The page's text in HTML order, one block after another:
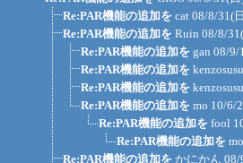
Re:PAR機能の追加を cat 08/8/31(
Re:PAR機能の追加を Ruin 08/8/
Re:PAR機能の追加を gan 08/9/
Re:PAR機能の追加を
Re:PAR機能の追加を
Re:PAR機能の追加を mo 10/6/
Re:PAR機能の追加を fool
Re:PAR機能の追加を mo
Re:PAR機能の追加を かにかん 08/